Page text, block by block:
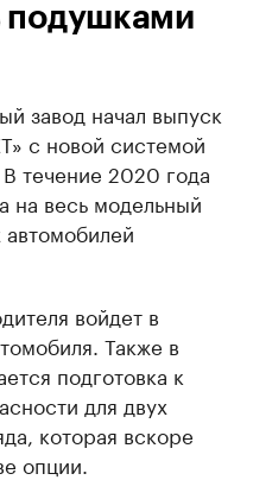
подушками
завод начал выпуск
с новой системой
течение 2020 года
на весь модельный
войдет в
Также в
подготовка к
для двух
которая вскоре
опции.